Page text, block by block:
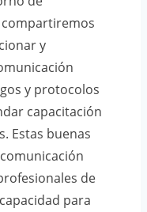
compartiremos
y
y protocolos
capacitación
Estas buenas
de
para